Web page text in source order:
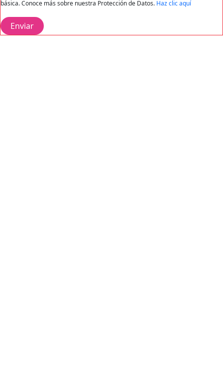
básica. Conoce más sobre nuestra Protección de Datos. Haz clic aquí